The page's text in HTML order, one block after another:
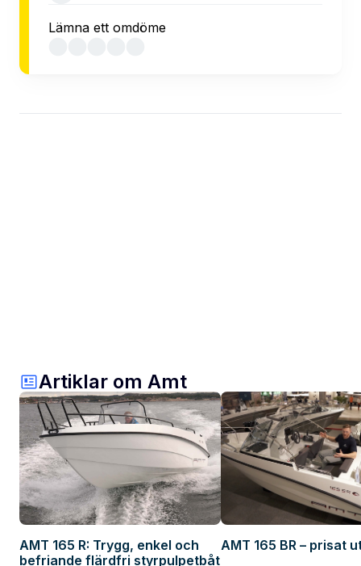
Lämna ett omdöme
Artiklar om Amt
AMT 165 R: Trygg, enkel och
befriande flärdfri styrpulpetbåt
AMT 165 BR – prisat